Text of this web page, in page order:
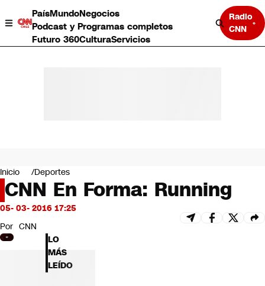
PaísMundoNegocios
Podcast y Programas completos
Futuro 360CulturaServicios
Radio
CNN
Negocios
Deportes
Programas completos
Cultura
Servicios
Bits
CNN Data
CNN tiempo
Futuro 360
Inicio Deportes
CNN En Forma: Running
05- 03- 2016 17:25
Por CNN
LO
MÁS
LEÍDO